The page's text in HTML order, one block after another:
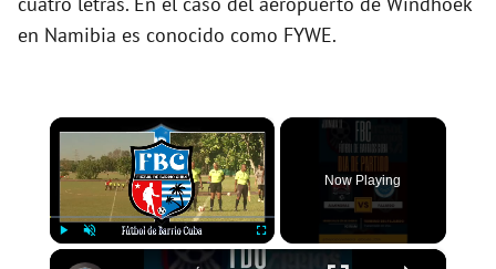
en Namibia es conocido como FYWE.
×
Fullscreen
Now Playing
×